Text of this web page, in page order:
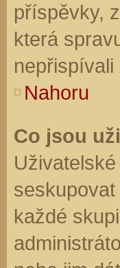
příspěvky,
která
nepřispívali
Nahoru
Co jsou
každé